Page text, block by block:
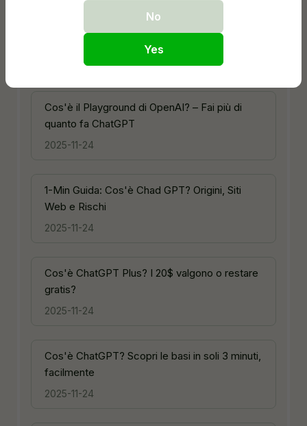
Resta aggiornato con i nostri articoli e guide
sempre attuali.
Cos'è il Playground di OpenAI? – Fai più di
quanto fa ChatGPT
2025-11-24
1-Min Guida: Cos'è Chad GPT? Origini, Siti
Web e Rischi
2025-11-24
Cos'è ChatGPT Plus? I 20$ valgono o restare
gratis?
2025-11-24
Cos'è ChatGPT? Scopri le basi in soli 3 minuti,
facilmente
2025-11-24
No
Yes